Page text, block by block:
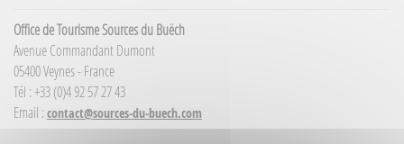
Office de Tourisme Sources du Buëch
Avenue Commandant Dumont
05400 Veynes - France
Tél : +33 (0)4 92 57 27 43
Email : contact@sources-du-buech.com